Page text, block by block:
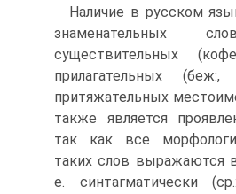
Наличие в русском
знаменательных
существительных
прилагательных
притяжательных
также является
так как все
таких слов выражаются
е. синтагматически